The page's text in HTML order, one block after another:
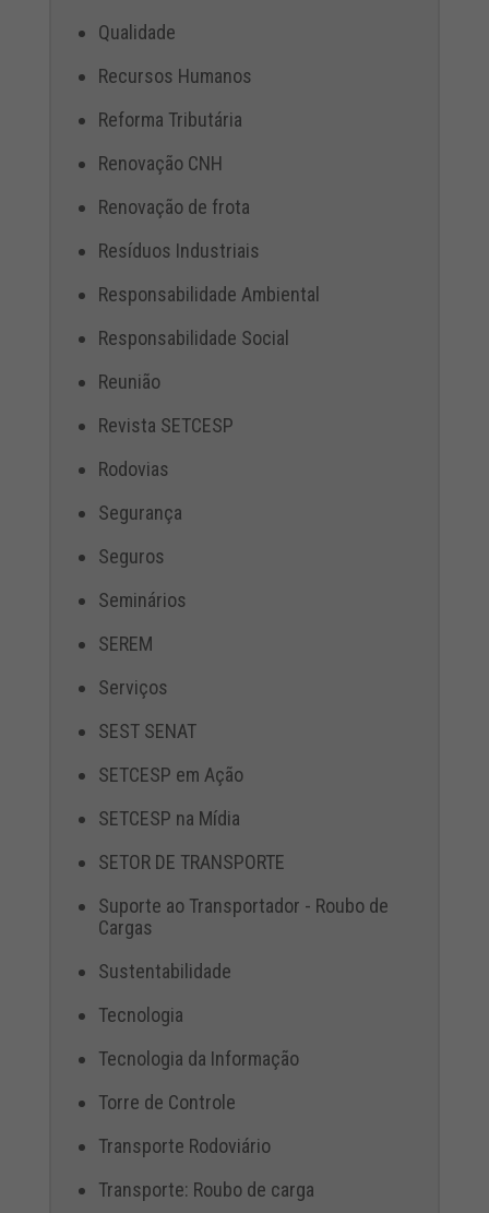
Qualidade
Recursos Humanos
Reforma Tributária
Renovação CNH
Renovação de frota
Resíduos Industriais
Responsabilidade Ambiental
Responsabilidade Social
Reunião
Revista SETCESP
Rodovias
Segurança
Seguros
Seminários
SEREM
Serviços
SEST SENAT
SETCESP em Ação
SETCESP na Mídia
SETOR DE TRANSPORTE
Suporte ao Transportador - Roubo de
Cargas
Sustentabilidade
Tecnologia
Tecnologia da Informação
Torre de Controle
Transporte Rodoviário
Transporte: Roubo de carga